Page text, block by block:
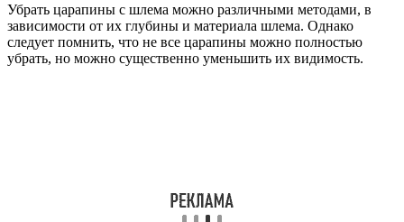
Убрать царапины с шлема можно различными методами, в
зависимости от их глубины и материала шлема. Однако
следует помнить, что не все царапины можно полностью
убрать, но можно существенно уменьшить их видимость.